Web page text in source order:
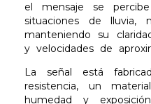
el mensaje se
situaciones de lluvia,
manteniendo su
y velocidades de
La señal está
resistencia, un
humedad y